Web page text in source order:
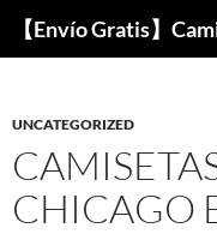
Buscar
UNCATEGORIZED
CHICAGO